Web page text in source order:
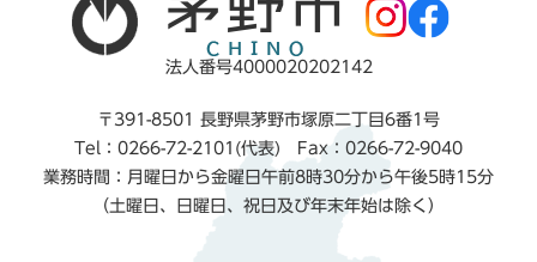
法人番号4000020202142
〒391-8501 長野県茅野市塚原二丁目6番1号
Tel：0266-72-2101(代表) Fax：0266-72-9040
業務時間：月曜日から金曜日午前8時30分から午後5時15分
（土曜日、日曜日、祝日及び年末年始は除く）